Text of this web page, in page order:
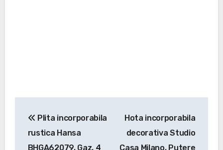
în
Plita incorporabila
rustica Hansa
BHGA62079, Gaz, 4
Hota incorporabila
decorativa Studio
Casa Milano, Putere